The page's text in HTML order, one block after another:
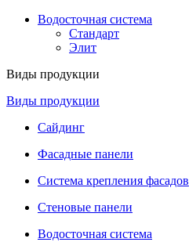
Водосточная система
Стандарт
Элит
Виды продукции
Виды продукции
Сайдинг
Фасадные панели
Система крепления фасадов
Стеновые панели
Водосточная система